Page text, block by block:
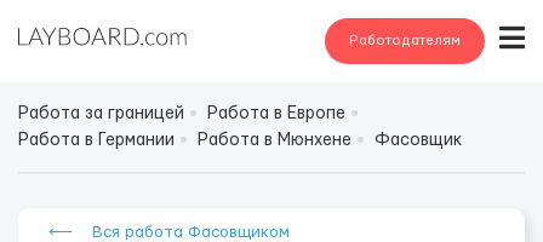
Работодателям
Работа за границей
Работа в Европе
Работа в Германии
Работа в Мюнхене Фасовщик
⟵ Вся работа Фасовщиком